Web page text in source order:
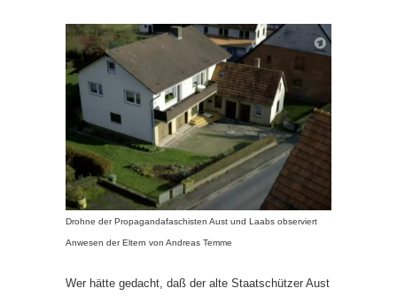
Drohne der Propagandafaschisten Aust und Laabs observiert
Anwesen der Eltern von Andreas Temme
Wer hätte gedacht, daß der alte Staatschützer Aust